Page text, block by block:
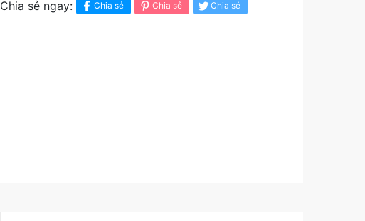
Chia sẻ ngay: Chia sẻ Chia sẻ Chia sẻ